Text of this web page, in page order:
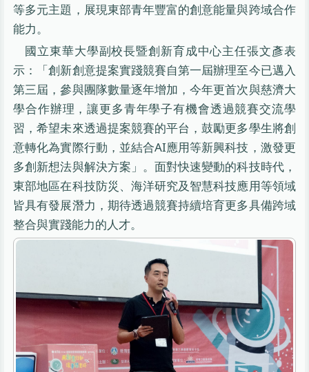
等多元主題，展現東部青年豐富的創意能量與跨域合作
能力。
國立東華大學副校長暨創新育成中心主任張文彥表
示：「創新創意提案實踐競賽自第一屆辦理至今已邁入
第三屆，參與團隊數量逐年增加，今年更首次與慈濟大
學合作辦理，讓更多青年學子有機會透過競賽交流學
習，希望未來透過提案競賽的平台，鼓勵更多學生將創
意轉化為實際行動，並結合AI應用等新興科技，激發更
多創新想法與解決方案」。面對快速變動的科技時代，
東部地區在科技防災、海洋研究及智慧科技應用等領域
皆具有發展潛力，期待透過競賽持續培育更多具備跨域
整合與實踐能力的人才。